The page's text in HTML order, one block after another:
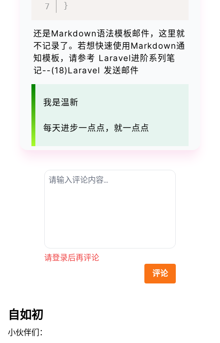
}
还是Markdown语法模板邮件，这里就
不记录了。若想快速使用Markdown通
知模板，请参考 Laravel进阶系列笔
记--(18)Laravel 发送邮件
我是温新
每天进步一点点，就一点点
请登录后再评论
评论
自如初
小伙伴们：